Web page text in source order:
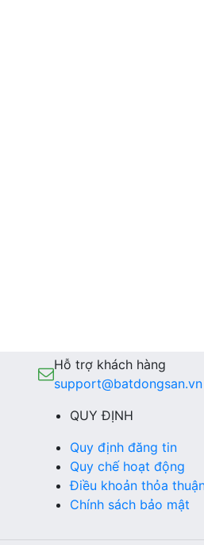
Hỗ trợ khách hàng
support@batdongsan.vn
QUY ĐỊNH
Quy định đăng tin
Quy chế hoạt động
Điều khoản thỏa
Chính sách bảo mật